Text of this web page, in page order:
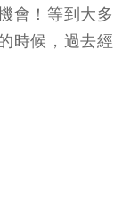
會！等到大多
時候，過去經